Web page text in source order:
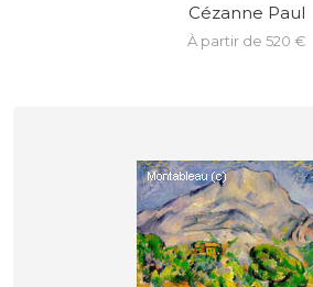
Cézanne Paul
à partir de 520 €